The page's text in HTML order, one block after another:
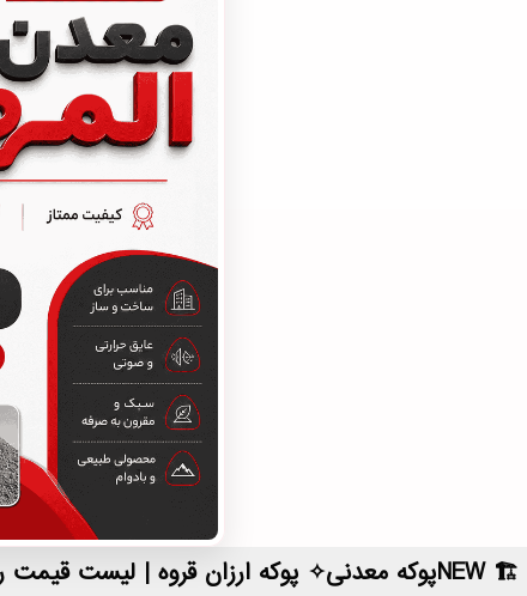
NEWپوکه معدنی✧ پوکه ارزان قروه | لیست قیمت روز و خرید مستقیم ، مناسب تر از نمایندگی شهرستان ها